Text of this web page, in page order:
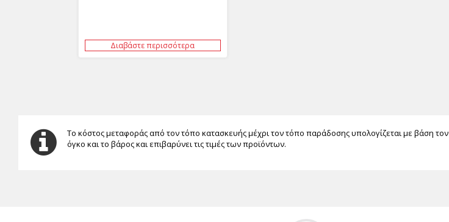
Διαβάστε περισσότερα
Το κόστος μεταφοράς από τον τόπο κατασκευής μέχρι τον τόπο παράδοσης υπολογίζεται με βάση τον
όγκο και το βάρος και επιβαρύνει τις τιμές των προϊόντων.